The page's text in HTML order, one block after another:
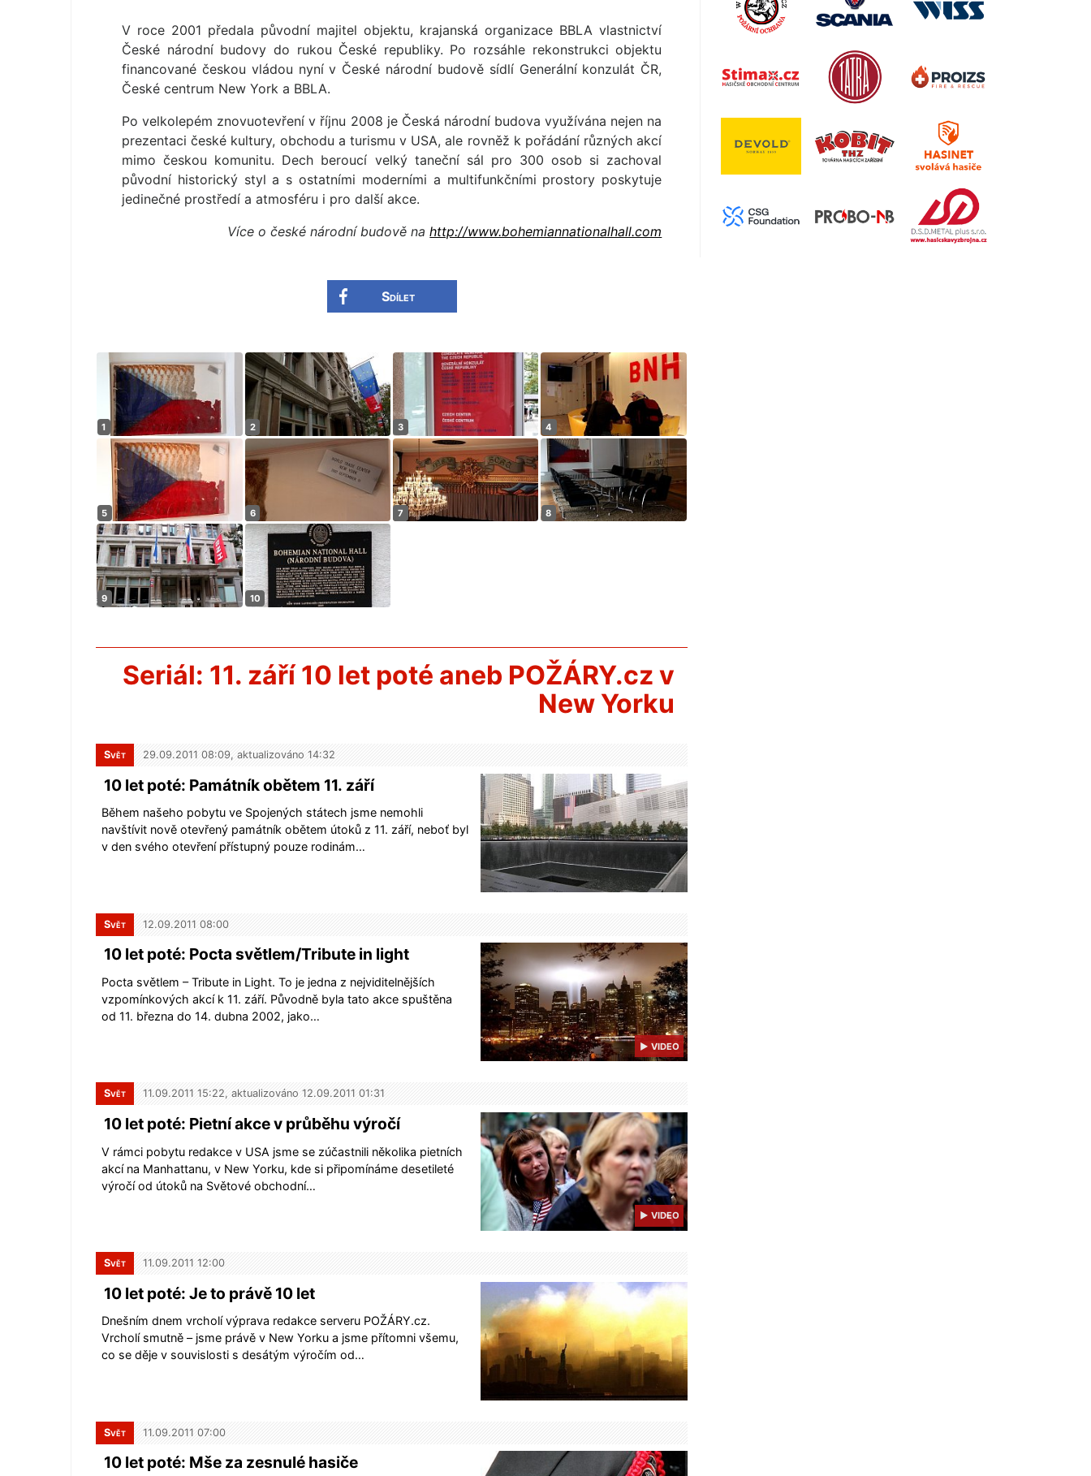
V roce 2001 předala původní majitel objektu, krajanská organizace BBLA vlastnictví
České národní budovy do rukou České republiky. Po rozsáhle rekonstrukci objektu
financované českou vládou nyní v České národní budově sídlí Generální konzulát ČR,
České centrum New York a BBLA.
Po velkolepém znovuotevření v říjnu 2008 je Česká národní budova využívána nejen na
prezentaci české kultury, obchodu a turismu v USA, ale rovněž k pořádání různých akcí
mimo českou komunitu. Dech beroucí velký taneční sál pro 300 osob si zachoval
původní historický styl a s ostatními moderními a multifunkčními prostory poskytuje
jedinečné prostředí a atmosféru i pro další akce.
Více o české národní budově nahttp://www.bohemiannationalhall.com
Sdílet
Seriál: 11. září 10 let poté aneb POŽÁRY.cz v
New Yorku
Svět 29.09.2011 08:09, aktualizováno 14:32
10 let poté: Památník obětem 11. září
Během našeho pobytu ve Spojených státech jsme nemohli
navštívit nově otevřený památník obětem útoků z 11. září, neboť byl
v den svého otevření přístupný pouze rodinám…
▶ VIDEO
Svět 12.09.2011 08:00
10 let poté: Pocta světlem/Tribute in light
Pocta světlem – Tribute in Light. To je jedna z nejviditelnějších
vzpomínkových akcí k 11. září. Původně byla tato akce spuštěna
od 11. března do 14. dubna 2002, jako…
▶ VIDEO
Svět 11.09.2011 15:22, aktualizováno 12.09.2011 01:31
10 let poté: Pietní akce v průběhu výročí
V rámci pobytu redakce v USA jsme se zúčastnili několika pietních
akcí na Manhattanu, v New Yorku, kde si připomínáme desetileté
výročí od útoků na Světové obchodní…
Svět 11.09.2011 12:00
10 let poté: Je to právě 10 let
Dnešním dnem vrcholí výprava redakce serveru POŽÁRY.cz.
Vrcholí smutně – jsme právě v New Yorku a jsme přítomni všemu,
co se děje v souvislosti s desátým výročím od…
Svět 11.09.2011 07:00
10 let poté: Mše za zesnulé hasiče